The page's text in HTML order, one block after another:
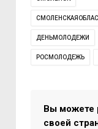
ДЕНЬМОЛОДЕЖИ
РОСМОЛОДЕЖЬ
Вы можете
своей